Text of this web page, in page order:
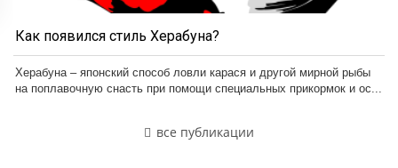
Как появился стиль Херабуна?
Херабуна – японский способ ловли карася и другой мирной рыбы
на поплавочную снасть при помощи специальных прикормок и ос...
все публикации